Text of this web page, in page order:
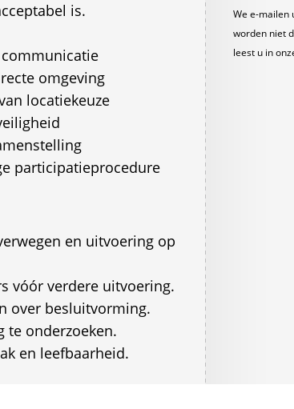
is.
omgeving
locatiekeuze
participatieprocedure
en uitvoering op
vóór verdere uitvoering.
over besluitvorming.
te onderzoeken.
en leefbaarheid.
We e-mailen
worden niet
leest u in